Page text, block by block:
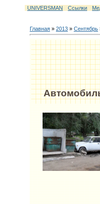
UNIVERSMAN Ссылки
Главная » 2013 » Сентябрь